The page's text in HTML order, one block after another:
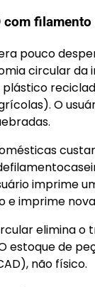
com
pouco
circular da
O
imprime
e imprime
elimina
estoque de
não físico.